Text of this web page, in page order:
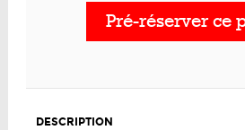
Pré-réserver ce
DESCRIPTION